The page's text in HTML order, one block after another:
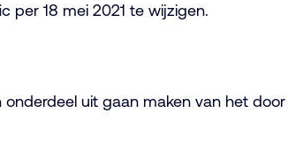
per 18 mei 2021 te wijzigen.
uit gaan maken van het